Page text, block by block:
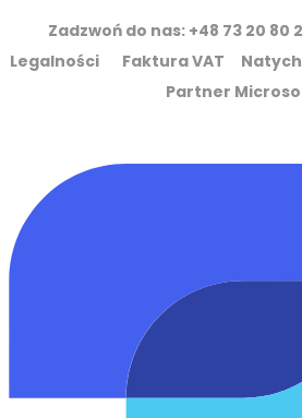
Zadzwoń do nas: +48 73 20
Legalności Faktura VAT
Partner